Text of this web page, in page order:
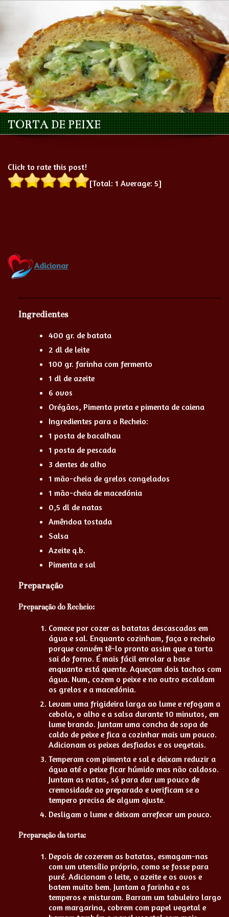
TORTA DE PEIXE
Click to rate this post!
[Total: 1 Average: 5]
Adicionar
Ingredientes
400 gr. de batata
2 dl de leite
100 gr. farinha com fermento
1 dl de azeite
6 ovos
Orégãos, Pimenta preta e pimenta de caiena
Ingredientes para o Recheio:
1 posta de bacalhau
1 posta de pescada
3 dentes de alho
1 mão-cheia de grelos congelados
1 mão-cheia de macedónia
0,5 dl de natas
Amêndoa tostada
Salsa
Azeite q.b.
Pimenta e sal
Preparação
Preparação do Recheio:
Comece por cozer as batatas descascadas em
água e sal. Enquanto cozinham, faça o recheio
porque convém tê-lo pronto assim que a torta
sai do forno. É mais fácil enrolar a base
enquanto está quente. Aqueçam dois tachos com
água. Num, cozem o peixe e no outro escaldam
os grelos e a macedónia.
Levam uma frigideira larga ao lume e refogam a
cebola, o alho e a salsa durante 10 minutos, em
lume brando. Juntam uma concha de sopa de
caldo de peixe e fica a cozinhar mais um pouco.
Adicionam os peixes desfiados e os vegetais.
Temperam com pimenta e sal e deixam reduzir a
água até o peixe ficar húmido mas não caldoso.
Juntam as natas, só para dar um pouco de
cremosidade ao preparado e verificam se o
tempero precisa de algum ajuste.
Desligam o lume e deixam arrefecer um pouco.
Preparação da torta:
Depois de cozerem as batatas, esmagam-nas
com um utensílio próprio, como se fosse para
puré. Adicionam o leite, o azeite e os ovos e
batem muito bem. Juntam a farinha e os
temperos e misturam. Barram um tabuleiro largo
com margarina, cobrem com papel vegetal e